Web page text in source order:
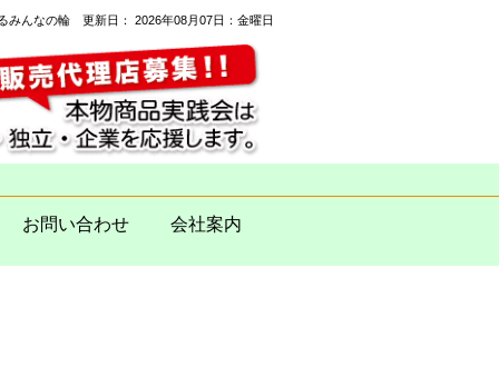
みんなの輪 更新日： 2026年08月07日：金曜日
お問い合わせ 会社案内